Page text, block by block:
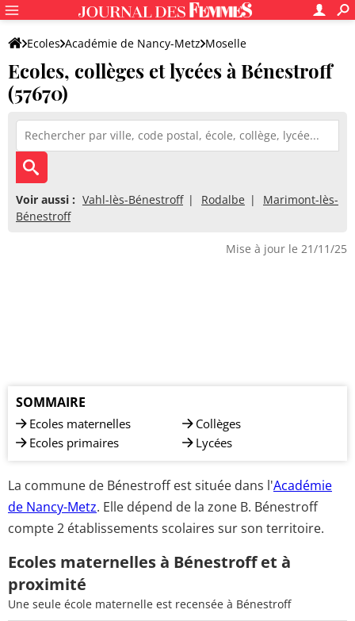
Ecoles Académie de Nancy-Metz Moselle
Ecoles, collèges et lycées à Bénestroff
(57670)
Voir aussi : Vahl-lès-Bénestroff Rodalbe
Marimont-lès-
Bénestroff
Mise à jour le 21/11/25
SOMMAIRE
Ecoles maternelles
Ecoles primaires
Collèges
Lycées
La commune de Bénestroff est située dans l'Académie
de Nancy-Metz. Elle dépend de la zone B. Bénestroff
compte 2 établissements scolaires sur son territoire.
Ecoles maternelles à Bénestroff et à
proximité
Une seule école maternelle est recensée à Bénestroff